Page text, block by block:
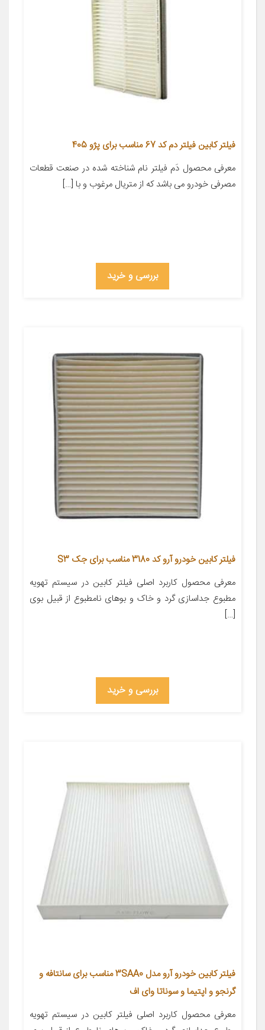
فیلتر کابین فیلتر دم کد 67 مناسب برای پژو 405
معرفی محصول دَم فیلتر نام شناخته شده در صنعت قطعات
مصرفی خودرو می باشد که از متریال مرغوب و با […]
بررسی و خرید
فیلتر کابین خودرو آرو کد 3180 مناسب برای جک S3
معرفی محصول کاربرد اصلی فیلتر کابین در سیستم تهویه
مطبوع جداسازی گرد و خاک و بوهای نامطبوع از قبیل بوی
[…]
بررسی و خرید
فیلتر کابین خودرو آرو مدل 3SAA0 مناسب برای سانتافه و
گرنجو و اپتیما و سوناتا وای اف
معرفی محصول کاربرد اصلی فیلتر کابین در سیستم تهویه